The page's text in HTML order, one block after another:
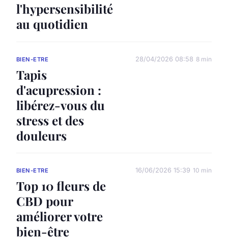
l'hypersensibilité
au quotidien
BIEN-ETRE
Tapis
d'acupression :
libérez-vous du
stress et des
douleurs
28/04/2026 08:58 8 min
BIEN-ETRE
Top 10 fleurs de
CBD pour
améliorer votre
bien-être
16/06/2026 15:39 10 min